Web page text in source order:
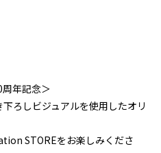
年記念＞
ろしビジュアルを使用したオリ
STOREをお楽しみくださ